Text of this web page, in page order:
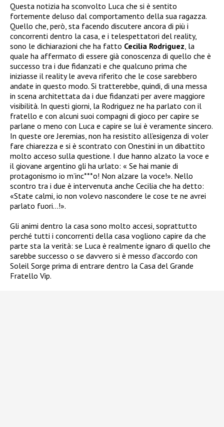
Questa notizia ha sconvolto Luca che si è sentito
fortemente deluso dal comportamento della sua ragazza.
Quello che, però, sta facendo discutere ancora di più i
concorrenti dentro la casa, e i telespettatori del reality,
sono le dichiarazioni che ha fatto Cecilia Rodriguez , la
quale ha affermato di essere già conoscenza di quello che è
successo tra i due fidanzati e che qualcuno prima che
iniziasse il reality le aveva riferito che le cose sarebbero
andate in questo modo. Si tratterebbe, quindi, di una messa
in scena architettata da i due fidanzati per avere maggiore
visibilità. In questi giorni, la Rodriguez ne ha parlato con il
fratello e con alcuni suoi compagni di gioco per capire se
parlane o meno con Luca e capire se lui è veramente sincero.
In queste ore Jeremias, non ha resistito all’esigenza di voler
fare chiarezza e si è scontrato con Onestini in un dibattito
molto acceso sulla questione. I due hanno alzato la voce e
il giovane argentino gli ha urlato: « Se hai manie di
protagonismo io m’inc***o! Non alzare la voce!». Nello
scontro tra i due è intervenuta anche Cecilia che ha detto:
«State calmi, io non volevo nascondere le cose te ne avrei
parlato fuori…!».
Gli animi dentro la casa sono molto accesi, soprattutto
perché tutti i concorrenti della casa vogliono capire da che
parte sta la verità: se Luca è realmente ignaro di quello che
sarebbe successo o se davvero si è messo d’accordo con
Soleil Sorge prima di entrare dentro la Casa del Grande
Fratello Vip.